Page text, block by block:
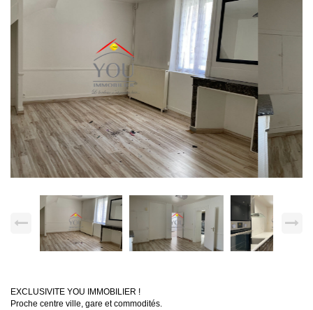
EXCLUSIVITE YOU IMMOBILIER !
Proche centre ville, gare et commodités.